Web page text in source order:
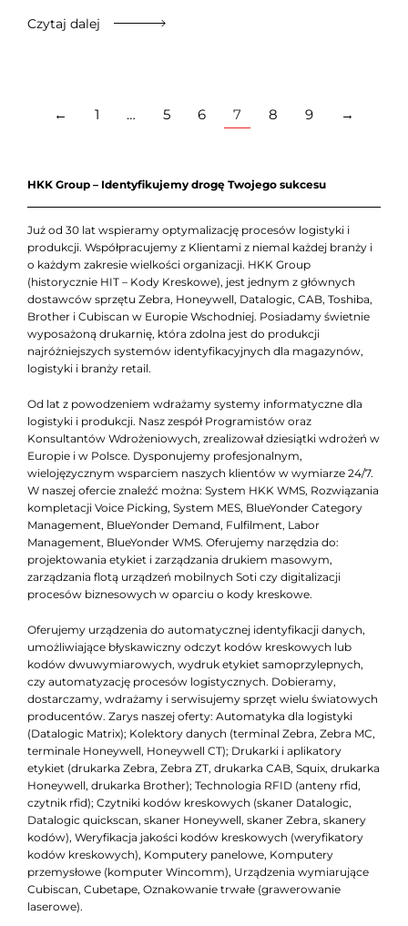
Czytaj dalej
← 1 … 5 6 7 8 9 →
HKK Group – Identyfikujemy drogę Twojego sukcesu
Już od 30 lat wspieramy optymalizację procesów logistyki i
produkcji. Współpracujemy z Klientami z niemal każdej branży i
o każdym zakresie wielkości organizacji. HKK Group
(historycznie HIT – Kody Kreskowe), jest jednym z głównych
dostawców sprzętu Zebra, Honeywell, Datalogic, CAB, Toshiba,
Brother i Cubiscan w Europie Wschodniej. Posiadamy świetnie
wyposażoną drukarnię, która zdolna jest do produkcji
najróżniejszych systemów identyfikacyjnych dla magazynów,
logistyki i branży retail.
Od lat z powodzeniem wdrażamy systemy informatyczne dla
logistyki i produkcji. Nasz zespół Programistów oraz
Konsultantów Wdrożeniowych, zrealizował dziesiątki wdrożeń w
Europie i w Polsce. Dysponujemy profesjonalnym,
wielojęzycznym wsparciem naszych klientów w wymiarze 24/7.
W naszej ofercie znaleźć można: System HKK WMS, Rozwiązania
kompletacji Voice Picking, System MES, BlueYonder Category
Management, BlueYonder Demand, Fulfilment, Labor
Management, BlueYonder WMS. Oferujemy narzędzia do:
projektowania etykiet i zarządzania drukiem masowym,
zarządzania flotą urządzeń mobilnych Soti czy digitalizacji
procesów biznesowych w oparciu o kody kreskowe.
Oferujemy urządzenia do automatycznej identyfikacji danych,
umożliwiające błyskawiczny odczyt kodów kreskowych lub
kodów dwuwymiarowych, wydruk etykiet samoprzylepnych,
czy automatyzację procesów logistycznych. Dobieramy,
dostarczamy, wdrażamy i serwisujemy sprzęt wielu światowych
producentów. Zarys naszej oferty: Automatyka dla logistyki
(Datalogic Matrix); Kolektory danych (terminal Zebra, Zebra MC,
terminale Honeywell, Honeywell CT); Drukarki i aplikatory
etykiet (drukarka Zebra, Zebra ZT, drukarka CAB, Squix, drukarka
Honeywell, drukarka Brother); Technologia RFID (anteny rfid,
czytnik rfid); Czytniki kodów kreskowych (skaner Datalogic,
Datalogic quickscan, skaner Honeywell, skaner Zebra, skanery
kodów), Weryfikacja jakości kodów kreskowych (weryfikatory
kodów kreskowych), Komputery panelowe, Komputery
przemysłowe (komputer Wincomm), Urządzenia wymiarujące
Cubiscan, Cubetape, Oznakowanie trwałe (grawerowanie
laserowe).